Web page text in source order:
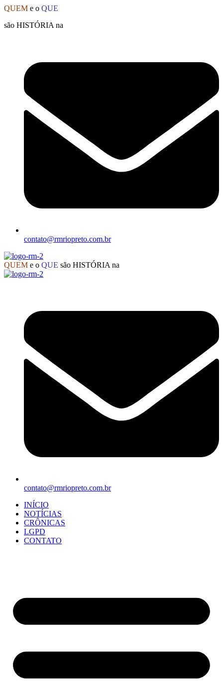
Ir
o
QUEM e o QUE
são HISTÓRIA na
contato@rmriopreto.com.br
QUEM e o QUE são HISTÓRIA na
contato@rmriopreto.com.br
INÍCIO
NOTÍCIAS
CRÔNICAS
LGPD
CONTATO